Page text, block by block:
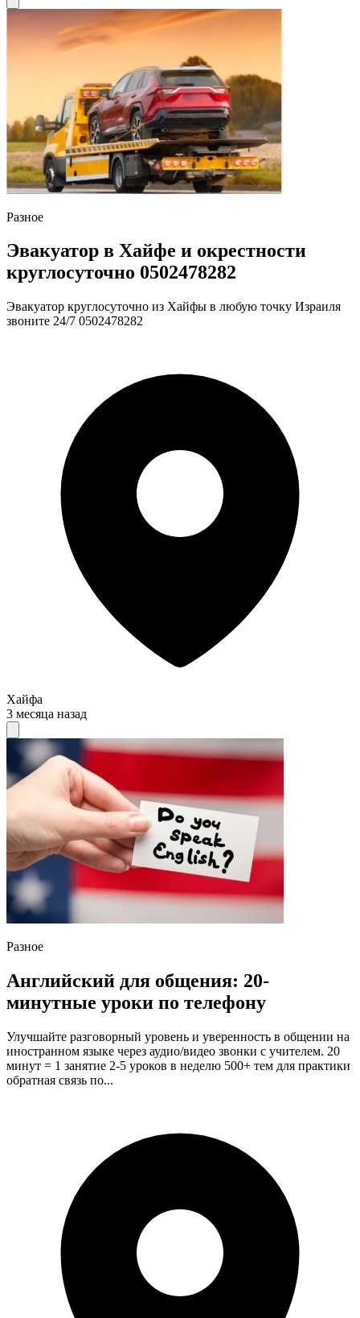
Разное
Эвакуатор в Хайфе и окрестности
круглосуточно 0502478282
Эвакуатор круглосуточно из Хайфы в любую точку Израиля
звоните 24/7 0502478282
Хайфа
3 месяца назад
Разное
Английский для общения: 20-
минутные уроки по телефону
Улучшайте разговорный уровень и уверенность в общении на
иностранном языке через аудио/видео звонки с учителем. 20
минут = 1 занятие 2-5 уроков в неделю 500+ тем для практики
обратная связь по...